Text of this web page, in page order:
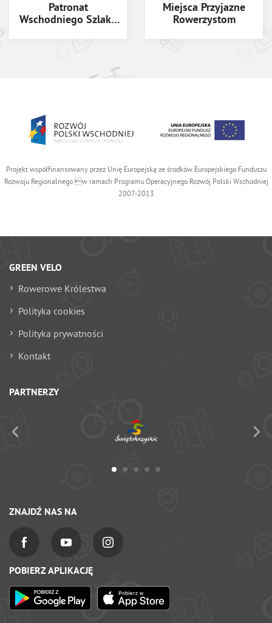
Patronat
Wschodniego Szlaku
Miejsca Przyjazne
Rowerzystom
Projekt współfinansowany przez Unię Europejską ze środków Europejskiego Funduszu
Rozwoju Regionalnego w ramach Programu Operacyjnego Rozwój Polski Wschodniej
2007-2013
GREEN VELO
Rowerowe Królestwa
Polityka cookies
Polityka prywatności
Kontakt
PARTNERZY
ZNAJDŹ NAS NA
POBIERZ APLIKACJĘ